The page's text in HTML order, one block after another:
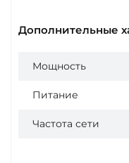
Дополнительные
Мощность
Питание
Частота сети